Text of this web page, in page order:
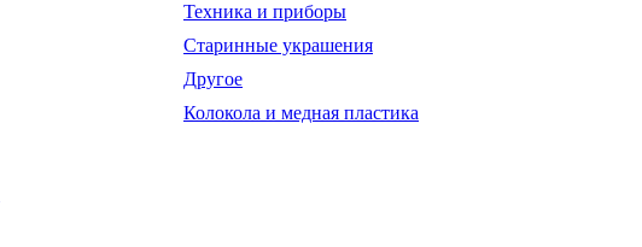
Техника и приборы
Старинные украшения
Другое
Колокола и медная пластика